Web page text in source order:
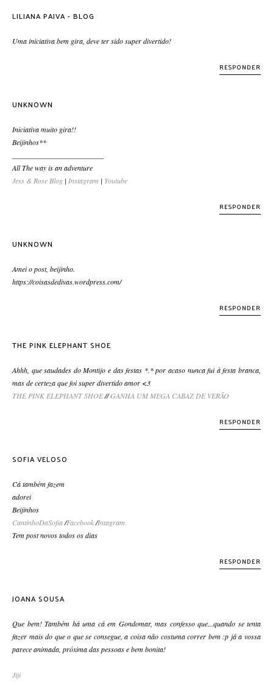
LILIANA PAIVA - BLOG
Uma iniciativa bem gira, deve ter sido super divertido!
RESPONDER
UNKNOWN
Iniciativa muito gira!!
Beijinhos**
All The way is an adventure
Jess & Rose Blog | Instagram | Youtube
RESPONDER
UNKNOWN
Amei o post, beijinho.
https://coisasdedivas.wordpress.com/
RESPONDER
THE PINK ELEPHANT SHOE
Ahhh, que saudades do Montijo e das festas *.* por acaso nunca fui à festa branca,
mas de certeza que foi super divertido amor <3
THE PINK ELEPHANT SHOE//GANHA UM MEGA CABAZ DE VERÃO
RESPONDER
SOFIA VELOSO
Cá também fazem
adorei
Beijinhos
CantinhoDaSofia/Facebook/Intagram
Tem post novos todos os dias
RESPONDER
JOANA SOUSA
Que bem! Também há uma cá em Gondomar, mas confesso que...quando se tenta
fazer mais do que o que se consegue, a coisa não costuma correr bem :p já a vossa
parece animada, próxima das pessoas e bem bonita!
Jiji